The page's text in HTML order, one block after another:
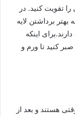
تقویت کنید. در
برداشتن لایه
اینکه
کنید تا ورم و
هستند و بعد از